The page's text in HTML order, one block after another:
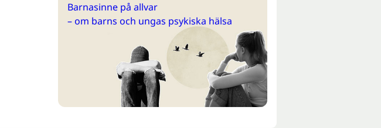
Barnasinne på allvar
– om barns och ungas psykiska hälsa